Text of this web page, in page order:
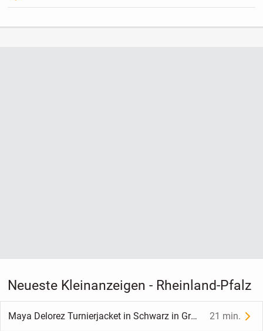
Neueste Kleinanzeigen - Rheinland-Pfalz
Maya Delorez Turnierjacket in Schwarz in Größe S 21 min.